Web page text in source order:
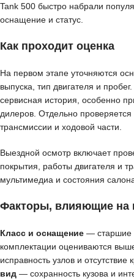
Tank 500 быстро набрали
оснащение и статус.
Как проходит оценка
На первом этапе уточняются
выпуска, тип двигателя и
сервисная история, особенно
дилеров. Отдельно проверяется
трансмиссии и ходовой части.
Выездной осмотр включает
покрытия, работы двигателя и
мультимедиа и состояния
Факторы, влияющие на
Класс и оснащение — старшие
комплектации оцениваются
исправность узлов и отсутствие
вид — сохранность кузова и